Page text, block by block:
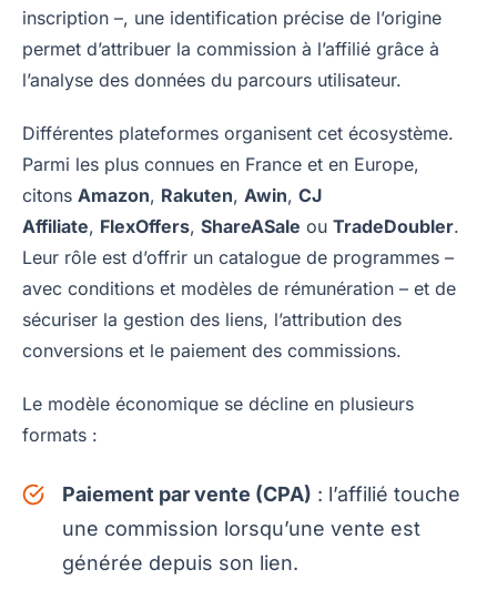
inscription –, une identification précise de l’origine
permet d’attribuer la commission à l’affilié grâce à
l’analyse des données du parcours utilisateur.
Différentes plateformes organisent cet écosystème.
Parmi les plus connues en France et en Europe,
citons Amazon, Rakuten, Awin, CJ
Affiliate, FlexOffers, ShareASale ou TradeDoubler.
Leur rôle est d’offrir un catalogue de programmes –
avec conditions et modèles de rémunération – et de
sécuriser la gestion des liens, l’attribution des
conversions et le paiement des commissions.
Le modèle économique se décline en plusieurs
formats :
Paiement par vente (CPA) : l’affilié touche
une commission lorsqu’une vente est
générée depuis son lien.